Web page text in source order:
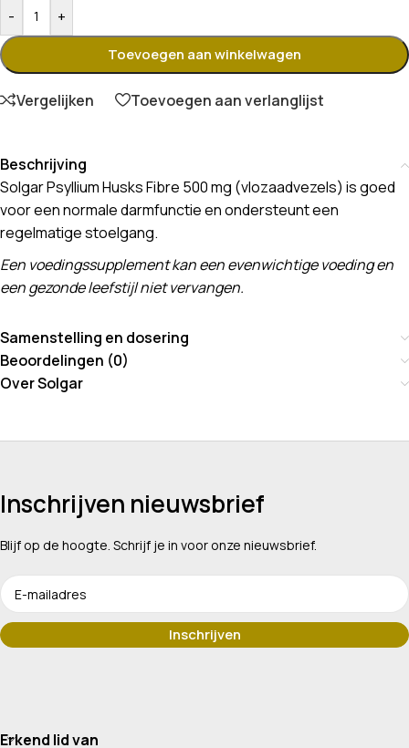
- +
Toevoegen aan winkelwagen
Vergelijken Toevoegen aan verlanglijst
Beschrijving
Solgar Psyllium Husks Fibre 500 mg (vlozaadvezels) is goed
voor een normale darmfunctie en ondersteunt een
regelmatige stoelgang.
Een voedingssupplement kan een evenwichtige voeding en
een gezonde leefstijl niet vervangen.
Samenstelling en dosering
Beoordelingen (0)
Over Solgar
Inschrijven nieuwsbrief
Blijf op de hoogte. Schrijf je in voor onze nieuwsbrief.
Erkend lid van